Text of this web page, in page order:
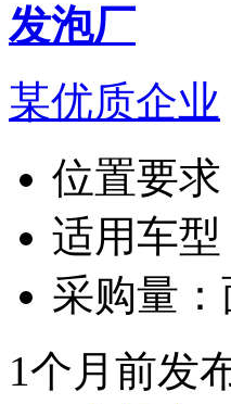
发泡厂
某优质企业
位置要求
适用车型
采购量：
1个月前发